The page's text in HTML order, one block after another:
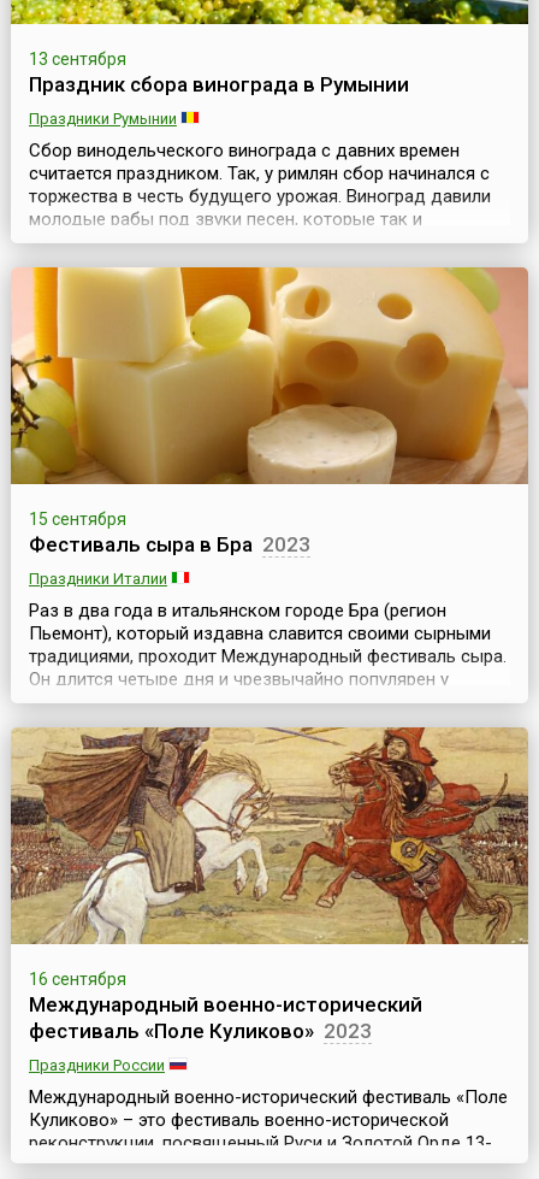
13 сентября
Праздник сбора винограда в Румынии
Праздники Румынии
Сбор винодельческого винограда с давних времен
считается праздником. Так, у римлян сбор начинался с
торжества в честь будущего урожая. Виноград давили
молодые рабы под звуки песен, которые так и
назывались «песни пресса» или «песни вина». В
античности во время уборки урожая винограда никто не
смел наказать раба, который мог выругать хозяина и
выпить любое количество вина (или в обратном поря...
15 сентября
Фестиваль сыра в Бра 2023
Праздники Италии
Раз в два года в итальянском городе Бра (регион
Пьемонт), который издавна славится своими сырными
традициями, проходит Международный фестиваль сыра.
Он длится четыре дня и чрезвычайно популярен у
ценителей этого продукта по всему миру. Это настоящий
праздник и очень важное событие, как для знатоков и
любителей сыров, так и для ремесленников, занятых в
молочно-сырном производстве. Надо сказать,...
16 сентября
Международный военно-исторический
фестиваль «Поле Куликово» 2023
Праздники России
Международный военно-исторический фестиваль «Поле
Куликово» – это фестиваль военно-исторической
реконструкции, посвященный Руси и Золотой Орде 13-
14 веков. Он проводится ежегодно, начиная с 1997 года,